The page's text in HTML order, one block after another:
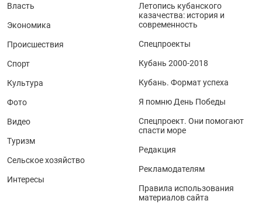
Власть
Экономика
Происшествия
Спорт
Культура
Фото
Видео
Туризм
Сельское хозяйство
Интересы
Летопись кубанского
казачества: история и
современность
Спецпроекты
Кубань 2000-2018
Кубань. Формат успеха
Я помню День Победы
Спецпроект. Они помогают
спасти море
Редакция
Рекламодателям
Правила использования
материалов сайта